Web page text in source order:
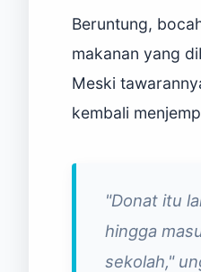
Beruntung,
makanan yang
Meski
kembali
"Donat itu
hingga
sekolah,"